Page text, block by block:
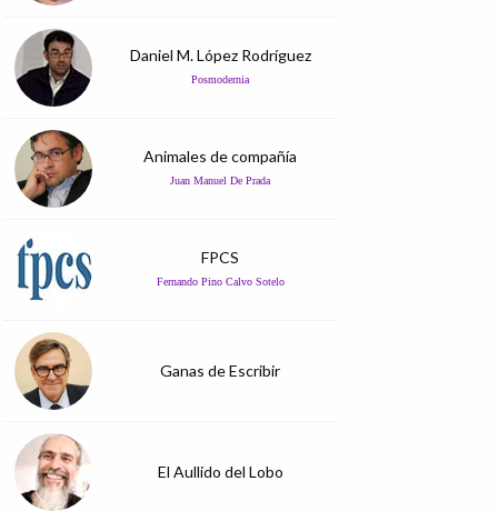
Daniel M. López Rodríguez
Posmodernia
Animales de compañía
Juan Manuel De Prada
FPCS
Fernando Pino Calvo Sotelo
Ganas de Escribir
El Aullido del Lobo